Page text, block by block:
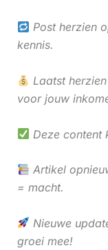
Post herzien
kennis.
Laatst
voor jouw
Deze content
Artikel
= macht.
Nieuwe
groei mee!